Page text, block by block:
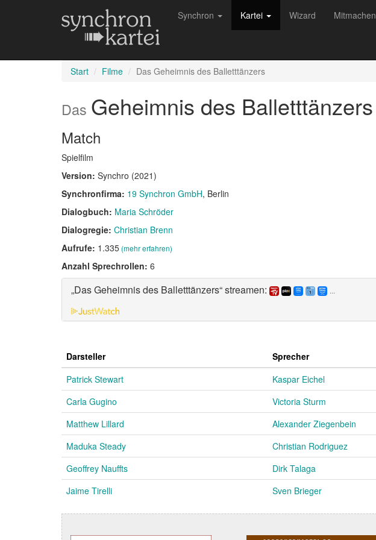
Synchron Kartei Wizard Mitmachen
Start Filme Das Geheimnis des Balletttänzers
Das Geheimnis des Balletttänzers
Match
Spielfilm
Version: Synchro (2021)
Synchronfirma: 19 Synchron GmbH, Berlin
Dialogbuch: Maria Schröder
Dialogregie: Christian Brenn
Aufrufe: 1.335(mehr erfahren)
Anzahl Sprechrollen: 6
„Das Geheimnis des Balletttänzers“ streamen: ...
Darsteller Sprecher
Patrick Stewart
Kaspar Eichel
Carla Gugino
Victoria Sturm
Matthew Lillard
Alexander Ziegenbein
Maduka Steady
Christian Rodriguez
Geoffrey Nauffts
Dirk Talaga
Jaime Tirelli
Sven Brieger